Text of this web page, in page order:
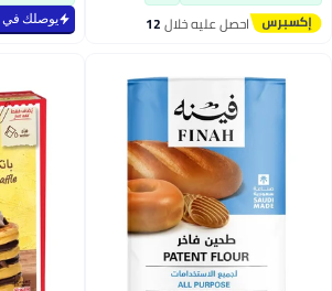
احصل عليه خلال12 يوصلك في